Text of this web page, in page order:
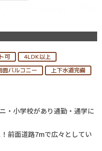
可
4LDK以上
面バルコニー 上下水道完備
・小学校があり通勤・通学に
前面道路7mで広々としてい